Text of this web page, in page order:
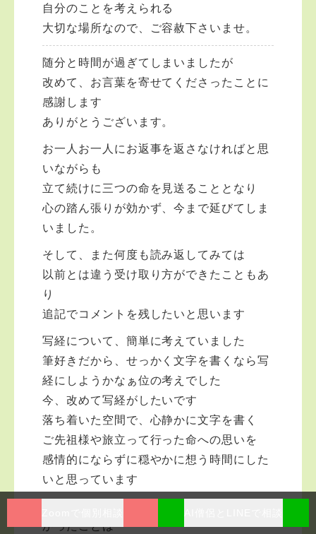
自分のことを考えられる
大切な場所なので、ご容赦下さいませ。
随分と時間が過ぎてしまいましたが
改めて、お言葉を寄せてくださったことに
感謝します
ありがとうございます。
お一人お一人にお返事を返さなければと思
いながらも
立て続けに三つの命を見送ることとなり
心の踏ん張りが効かず、今まで延びてしま
いました。
そして、また何度も読み返してみては
以前とは違う受け取り方ができたこともあ
り
追記でコメントを残したいと思います
写経について、簡単に考えていました
筆好きだから、せっかく文字を書くなら写
経にしようかなぁ位の考えでした
今、改めて写経がしたいです
落ち着いた空間で、心静かに文字を書く
ご先祖様や旅立って行った命への思いを
感情的にならずに穏やかに想う時間にした
いと思っています
かったことは